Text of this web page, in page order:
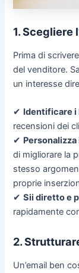
1. Scegliere
Prima di
del venditore.
un interesse
✔ Identificare i
recensioni dei
✔
di migliorare la
stesso
proprie
✔Sii diretto e
rapidamente
2.
Un’email ben